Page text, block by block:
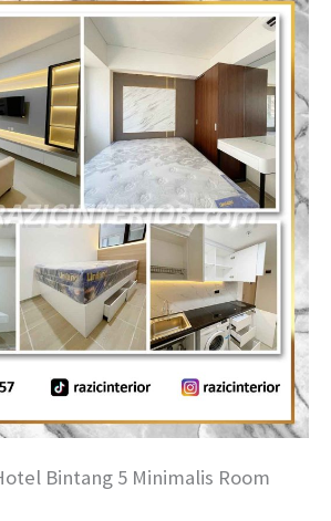
Bintang 5 Minimalis Room